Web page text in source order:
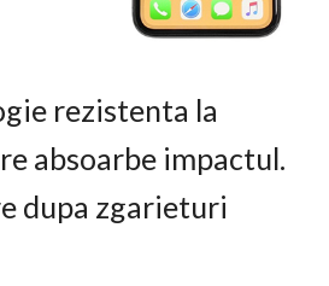
rezistenta la
absoarbe impactul.
dupa zgarieturi